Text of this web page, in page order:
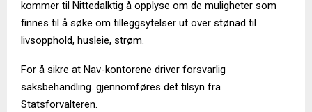
kommer til Nittedalktig å opplyse om de muligheter som
finnes til å søke om tilleggsytelser ut over stønad til
livsopphold, husleie, strøm.
For å sikre at Nav-kontorene driver forsvarlig
saksbehandling. gjennomføres det tilsyn fra
Statsforvalteren.